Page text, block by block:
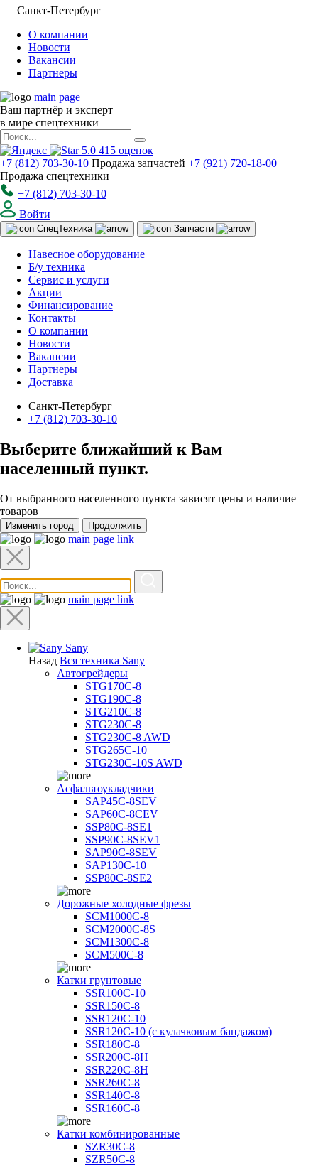
Санкт-Петербург
О компании
Новости
Вакансии
Партнеры
main page
Ваш партнёр и эксперт
в мире спецтехники
5.0 415 оценок
+7 (812) 703-30-10 Продажа запчастей +7 (921) 720-18-00
Продажа спецтехники
+7 (812) 703-30-10
Войти
СпецТехника Запчасти
Навесное оборудование
Б/у техника
Сервис и услуги
Акции
Финансирование
Контакты
О компании
Новости
Вакансии
Партнеры
Доставка
Санкт-Петербург
+7 (812) 703-30-10
Выберите ближайший к Вам
населенный пункт.
От выбранного населенного пункта зависят цены и наличие
товаров
Изменить город Продолжить
main page link
main page link
Sany
Назад Вся техника Sany
Автогрейдеры
STG170C-8
STG190C-8
STG210C-8
STG230C-8
STG230C-8 AWD
STG265C-10
STG230C-10S AWD
Асфальтоукладчики
SAP45С-8SEV
SAP60C-8CEV
SSP80C-8SE1
SSP90C-8SEV1
SAP90C-8SEV
SAP130C-10
SSP80C-8SE2
Дорожные холодные фрезы
SCM1000C-8
SCM2000C-8S
SCM1300C-8
SCM500C-8
Катки грунтовые
SSR100C-10
SSR150C-8
SSR120C-10
SSR120C-10 (с кулачковым бандажом)
SSR180C-8
SSR200C-8H
SSR220C-8H
SSR260C-8
SSR140C-8
SSR160C-8
Катки комбинированные
SZR30C-8
SZR50C-8